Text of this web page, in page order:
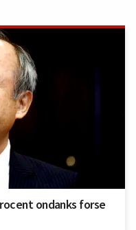
ondanks forse